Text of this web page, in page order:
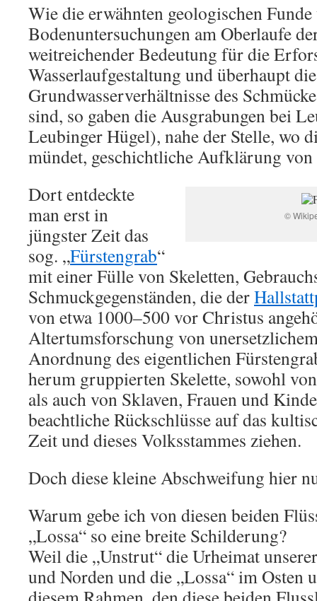
Wie die erwähnten geologischen
Bodenuntersuchungen am Oberlaufe
weitreichender Bedeutung für die
Wasserlaufgestaltung und überhaupt die
Grundwasserverhältnisse des
sind, so gaben die Ausgrabungen bei
Leubinger Hügel), nahe der Stelle, wo
mündet, geschichtliche Aufklärung
©
Dort entdeckte
man erst in
jüngster Zeit das
sog. „Fürstengrab“
mit einer Fülle von Skeletten,
Schmuckgegenständen, die der
von etwa 1000–500 vor Christus
Altertumsforschung von
Anordnung des eigentlichen
herum gruppierten Skelette, sowohl
als auch von Sklaven, Frauen und
beachtliche Rückschlüsse auf das
Zeit und dieses Volksstammes ziehen.
Doch diese kleine Abschweifung hier
Warum gebe ich von diesen beiden
„Lossa“ so eine breite Schilderung?
Weil die „Unstrut“ die Urheimat
und Norden und die „Lossa“ im Osten